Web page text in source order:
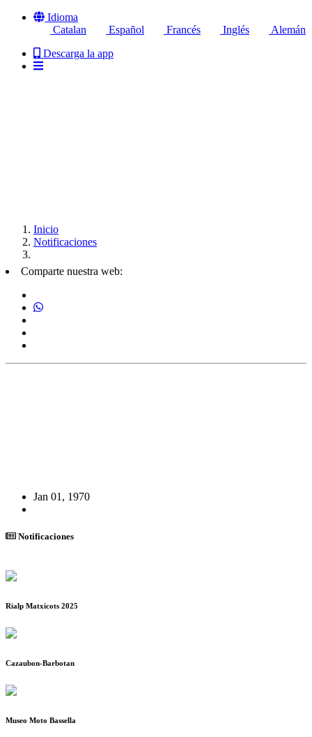
Idioma
Catalan
Español Francés Inglés
Alemán
Descarga la app
Inicio
Notificaciones
Comparte nuestra web:
Jan 01, 1970
Notificaciones
Rialp Matxicots 2025
Cazaubon-Barbotan
Museo Moto Bassella